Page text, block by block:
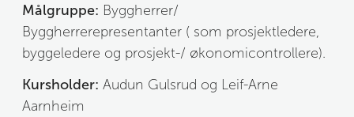
Målgruppe: Byggherrer/
Byggherrerepresentanter ( som prosjektledere,
byggeledere og prosjekt-/ økonomicontrollere).
Kursholder: Audun Gulsrud og Leif-Arne
Aarnheim